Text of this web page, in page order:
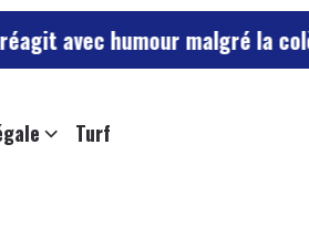
humour malgré la colèreUne
Turf